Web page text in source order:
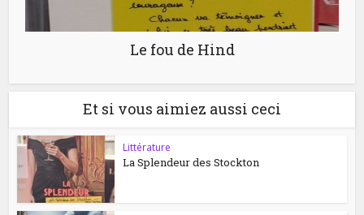
Le fou de Hind
Et si vous aimiez aussi ceci
Littérature
La Splendeur des Stockton